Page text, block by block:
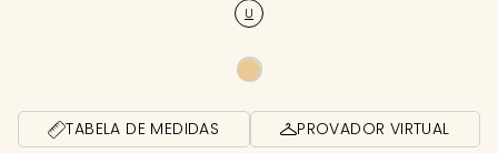
U
TABELA DE MEDIDAS PROVADOR VIRTUAL